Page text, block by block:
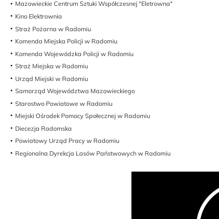
Mazowieckie Centrum Sztuki Współczesnej "Eletrowna"
Kino Elektrownia
Straż Pożarna w Radomiu
Komenda Miejska Policji w Radomiu
Komenda Wojewódzka Policji w Radomiu
Straż Miejska w Radomiu
Urząd Miejski w Radomiu
Samorząd Województwa Mazowieckiego
Starostwo Powiatowe w Radomiu
Miejski Ośrodek Pomocy Społecznej w Radomiu
Diecezja Radomska
Powiatowy Urząd Pracy w Radomiu
Regionalna Dyrekcja Lasów Państwowych w Radomiu